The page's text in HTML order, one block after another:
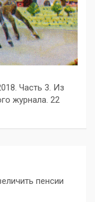
Часть 3. Из
журнала. 22
пенсии